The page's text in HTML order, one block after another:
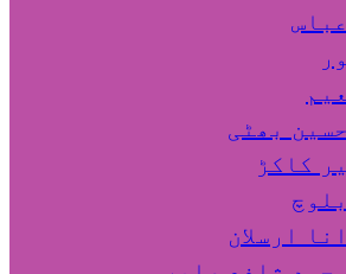
بھٹی
کاکڑ
ارسلان